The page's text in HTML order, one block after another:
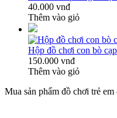
40.000 vnđ
Thêm vào giỏ
Hộp đồ chơi con bò
150.000 vnđ
Thêm vào giỏ
Mua sản phẩm đồ chơi trẻ